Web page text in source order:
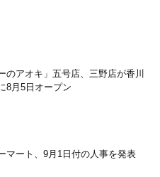
のアオキ」五号店、三野店が香川
8月5日オープン
マート、9月1日付の人事を発表